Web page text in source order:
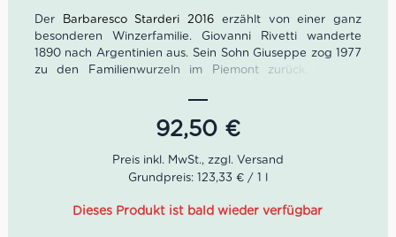
Der Barbaresco Starderi 2016 erzählt von einer ganz
besonderen Winzerfamilie. Giovanni Rivetti wanderte
1890 nach Argentinien aus. Sein Sohn Giuseppe zog 1977
zu den Familienwurzeln im Piemont zurück, um die
drei Söhne erzielten 1989 endlich den ersten großen
Erfolg. Zu Ehren ihres Vaters Pinmarkierten sie einen
Meilenstein in ihrer Familiengeschichte.
Der Barbaresco Starderi 2016 von La Spinetta ist ein
Meisterstück von der berühmten Starderi Cru-Lage. Die
Weinbereitung fiel darum anspruchsvoll aus. Bis zu 22
Monate Ausbau in französischen Eichenfässern inklusive
92,50 €
Grundpreis: 123,33 € / 1 l
Dieses Produkt ist bald wieder verfügbar